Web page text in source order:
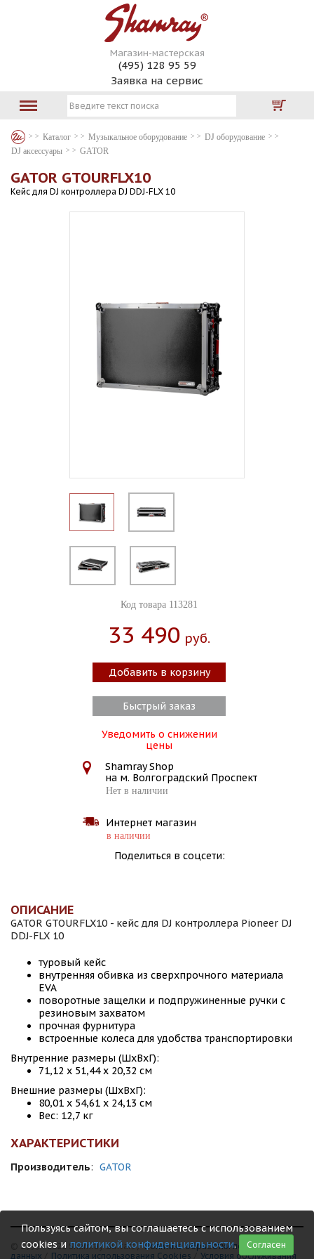
Магазин-мастерская
(495) 128 95 59
Заявка на сервис
Каталог Музыкальное оборудование
DJ оборудование
DJ аксессуары
GATOR
GATOR GTOURFLX10
Кейс для DJ контроллера DJ DDJ-FLX 10
Код товара 113281
33 490 Руб.
Добавить в корзину
Быстрый заказ
Уведомить о снижении
цены
Shamray Shop
на м. Волгоградский Проспект
Нет в наличии
Интернет магазин
в наличии
Поделиться в соцсети:
ОПИСАНИЕ
GATOR GTOURFLX10 - кейс для DJ контроллера Pioneer DJ
DDJ-FLX 10
туровый кейс
внутренняя обивка из сверхпрочного материала
EVA
поворотные защелки и подпружиненные ручки с
резиновым захватом
прочная фурнитура
встроенные колеса для удобства транспортировки
Внутренние размеры (ШхВхГ):
71,12 х 51,44 х 20,32 см
Внешние размеры (ШхВхГ):
80,01 х 54,61 х 24,13 см
Вес: 12,7 кг
ХАРАКТЕРИСТИКИ
Производитель: GATOR
© 1999 - 2026 Shamray Guitars /Политика обработки персональных
данных
Политика использования Сookies Условия обслуживания
Пользуясь сайтом, вы соглашаетесь с использованием
cookies и политикой конфиденциальности. Согласен